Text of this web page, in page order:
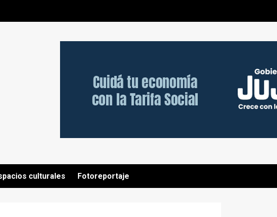
culturales Fotoreportaje